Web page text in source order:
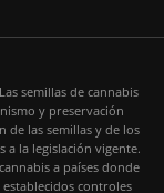
semillas de cannabis
y preservación
de las semillas y de los
a la legislación vigente.
a países donde
establecidos controles